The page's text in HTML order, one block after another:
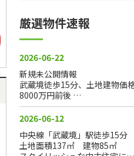
厳選物件速報